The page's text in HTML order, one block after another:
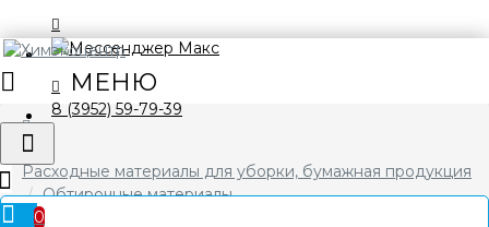
8 (3952) 59-79-39
0
Расходные материалы для уборки, бумажная продукция
Обтирочные материалы